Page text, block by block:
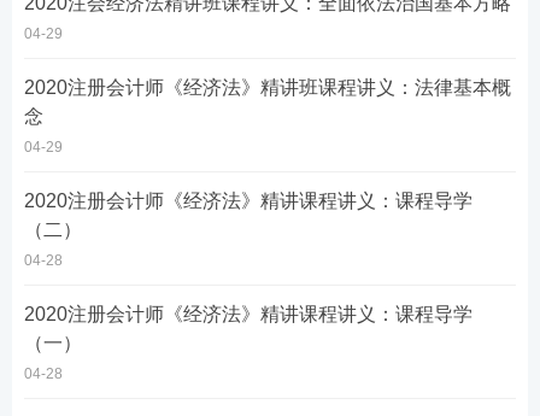
04-29
2020注册会计师《经济法》精讲班课程讲义：法律基本概
念
04-29
2020注册会计师《经济法》精讲课程讲义：课程导学
（二）
04-28
2020注册会计师《经济法》精讲课程讲义：课程导学
（一）
04-28